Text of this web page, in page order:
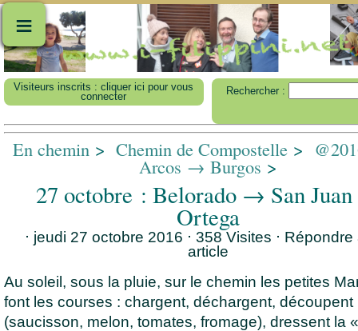
Visiteurs inscrits : cliquer ici pour vous
connecter
Rechercher :
≡
En chemin > Chemin de Compostelle >
Arcos → Burgos >
27 octobre : Belorado → San Juan
Ortega
⋅ jeudi 27 octobre 2016 ⋅ 358 Visites ⋅ Répondre
article
Au soleil, sous la pluie, sur le chemin les petites
font les courses : chargent, déchargent, découpent
(saucisson, melon, tomates, fromage), dressent la